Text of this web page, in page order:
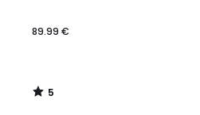
89.99 €
5
/